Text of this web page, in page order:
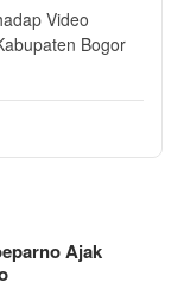
Video
Bogor
Ajak